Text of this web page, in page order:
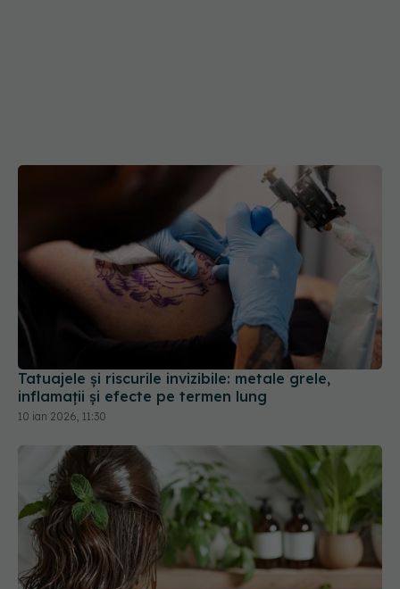
Tatuajele și riscurile invizibile: metale grele,
inflamații și efecte pe termen lung
10 ian 2026, 11:30